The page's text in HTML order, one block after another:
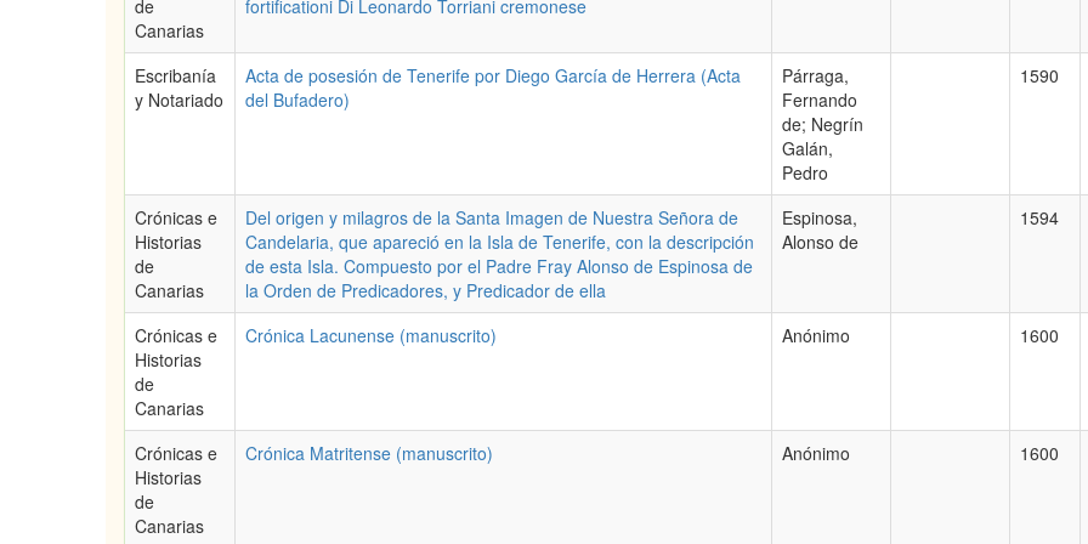
de
Canarias
fortificationi Di Leonardo Torriani cremonese
Escribanía
y Notariado
Acta de posesión de Tenerife por Diego García de Herrera (Acta
del Bufadero)
Párraga,
Fernando
de; Negrín
Galán,
Pedro
1590
Crónicas e
Historias
de
Canarias
Del origen y milagros de la Santa Imagen de Nuestra Señora de
Candelaria, que apareció en la Isla de Tenerife, con la descripción
de esta Isla. Compuesto por el Padre Fray Alonso de Espinosa de
la Orden de Predicadores, y Predicador de ella
Espinosa,
Alonso de
1594
Crónicas e
Historias
de
Canarias
Crónica Lacunense (manuscrito) Anónimo 1600
Crónicas e
Historias
de
Canarias
Crónica Matritense (manuscrito) Anónimo 1600